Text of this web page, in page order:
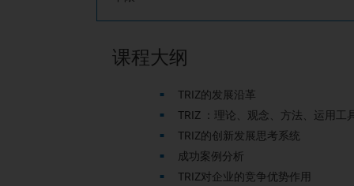
课程大纲
TRIZ的发展沿革
TRIZ ：理论、观念、方法、运用工
TRIZ的创新发展思考系统
成功案例分析
TRIZ对企业的竞争优势作用